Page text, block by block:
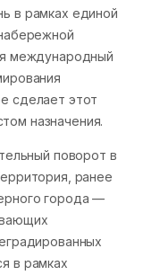
в рамках единой
международный
сделает этот
назначения.
поворот в
ранее
города —
в рамках